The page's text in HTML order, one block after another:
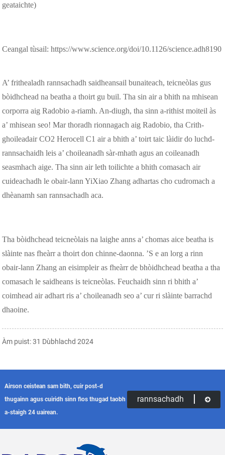
geataichte)
Ceangal tùsail: https://www.science.org/doi/10.1126/science.adh8190
A’ frithealadh rannsachadh saidheansail bunaiteach, teicneòlas gus
bòidhchead na beatha a thoirt gu buil. Tha sin air a bhith na mhisean
corporra aig Radobio a-riamh. An-diugh, tha sinn a-rithist moiteil às
a’ mhisean seo! Mar thoradh rionnagach aig Radobio, tha Crith-
ghoileadair CO2 Herocell C1 air a bhith a’ toirt taic làidir do luchd-
rannsachaidh leis a’ choileanadh sàr-mhath agus an coileanadh
seasmhach aige. Tha sinn air leth toilichte a bhith comasach air
cuideachadh le obair-lann YiXiao Zhang adhartas cho cudromach a
dhèanamh san rannsachadh aca.
Tha bòidhchead teicneòlais na laighe anns a’ chomas aice beatha is
slàinte nas fheàrr a thoirt don chinne-daonna. ’S e an lorg a rinn
obair-lann Zhang an eisimpleir as fheàrr de bhòidhchead beatha a tha
comasach le saidheans is teicneòlas. Feuchaidh sinn ri bhith a’
coimhead air adhart ris a’ choileanadh seo a’ cur ri slàinte barrachd
dhaoine.
Àm puist: 31 Dùbhlachd 2024
Airson ceistean sam bith, cuir post-d
thugainn agus cuiridh sinn fios thugad taobh
a-staigh 24 uairean.
rannsachadh